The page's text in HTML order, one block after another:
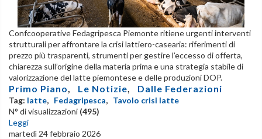
Confcooperative Fedagripesca Piemonte ritiene urgenti interventi
strutturali per affrontare la crisi lattiero-casearia: riferimenti di
prezzo più trasparenti, strumenti per gestire l’eccesso di offerta,
chiarezza sull’origine della materia prima e una strategia stabile di
valorizzazione del latte piemontese e delle produzioni DOP.
Primo Piano Le Notizie Dalle Federazioni
Tag: latte, Fedagripesca, Tavolo crisi latte
N° di visualizzazioni (495)
Leggi
martedì 24 febbraio 2026